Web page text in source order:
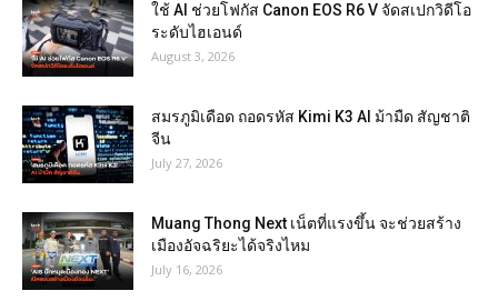
ใช้ AI ช่วยโฟกัส Canon EOS R6 V จัดสเปกวิดีโอ
ระดับไฮเอนด์
August 3, 2026
สมรภูมิเดือด ถอดรหัส Kimi K3 AI ม้ามืด สัญชาติ
จีน
July 27, 2026
Muang Thong Next เน็ตที่แรงขึ้น จะช่วยสร้าง
เมืองอัจฉริยะได้จริงไหม
July 16, 2026